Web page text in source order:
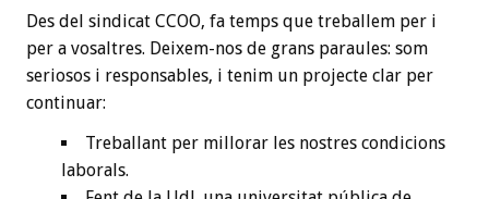
Des del sindicat CCOO, fa temps que treballem per i
per a vosaltres. Deixem-nos de grans paraules: som
seriosos i responsables, i tenim un projecte clar per
continuar:
Treballant per millorar les nostres condicions
laborals.